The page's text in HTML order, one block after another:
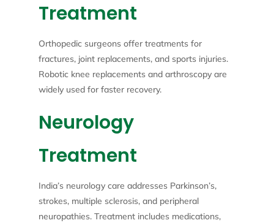
Treatment
Orthopedic surgeons offer treatments for
fractures, joint replacements, and sports injuries.
Robotic knee replacements and arthroscopy are
widely used for faster recovery.
Neurology
Treatment
India’s neurology care addresses Parkinson’s,
strokes, multiple sclerosis, and peripheral
neuropathies. Treatment includes medications,